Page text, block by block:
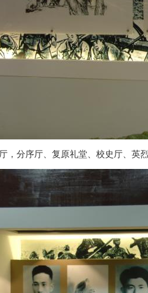
，分序厅、复原礼堂、校史厅、英